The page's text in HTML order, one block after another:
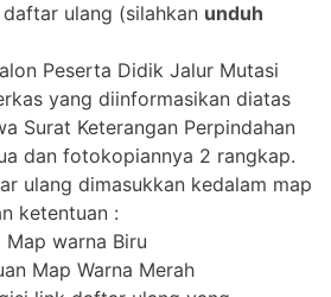
daftar ulang (silahkan unduh
Peserta Didik Jalur Mutasi
yang diinformasikan diatas
Surat Keterangan Perpindahan
dan fotokopiannya 2 rangkap.
ulang dimasukkan kedalam map
ketentuan :
Map warna Biru
Map Warna Merah